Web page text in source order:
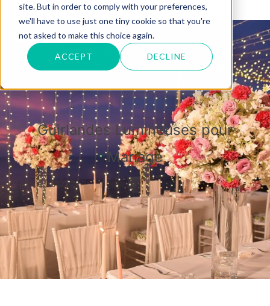
site. But in order to comply with your preferences,
we'll have to use just one tiny cookie so that you're
not asked to make this choice again.
ACCEPT DECLINE
Guirlandes Lumineuses pour
Mariage